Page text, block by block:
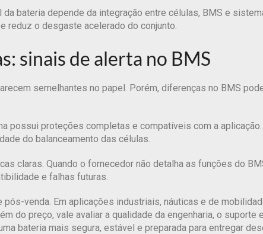
bateria depende da integração entre células, BMS e
reduz o desgaste acelerado do conjunto.
sinais de alerta no BMS
semelhantes no papel. Porém, diferenças no BMS
possui proteções completas e compatíveis com a
do balanceamento das células.
claras. Quando o fornecedor não detalha as funções do
e falhas futuras.
venda. Em aplicações industriais, náuticas e de
do preço, vale avaliar a qualidade da engenharia, o suporte
bateria mais segura, estável e preparada para entregar